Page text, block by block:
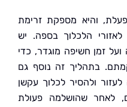
מספקת זרימת
הלכלוך בספה. יש
מוגדר, כדי
זה נוסף גם
לכלוך עקשן
שהושלמה פעולת